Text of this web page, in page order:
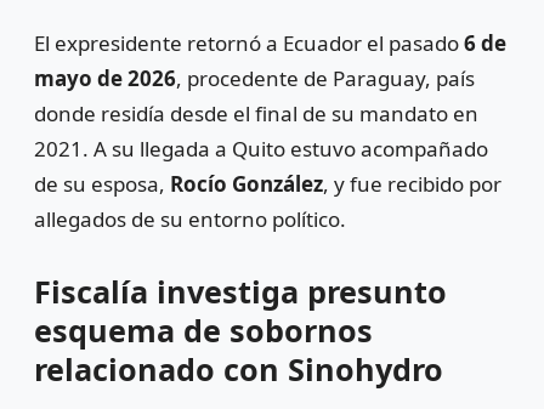
El expresidente retornó a Ecuador el pasado6 de
mayo de 2026, procedente de Paraguay, país
donde residía desde el final de su mandato en
2021. A su llegada a Quito estuvo acompañado
de su esposa, Rocío González, y fue recibido por
allegados de su entorno político.
Fiscalía investiga presunto
esquema de sobornos
relacionado con Sinohydro